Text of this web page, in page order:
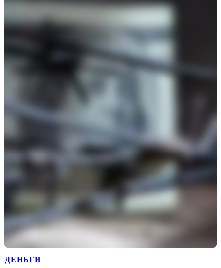
ДЕНЬГИ